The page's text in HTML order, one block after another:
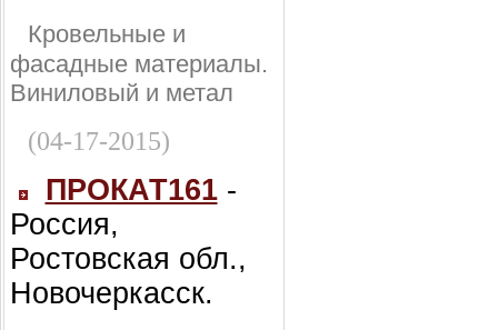
Кровельные и
фасадные материалы.
Виниловый и метал
(04-17-2015)
ПРОКАТ161-
Россия,
Ростовская обл.,
Новочеркасск.